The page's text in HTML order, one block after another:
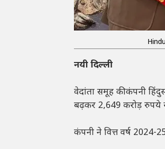
नयी दिल्ली
वेदांता समूह की कंपनी
बढ़कर 2,649 करोड़ रुपये
कंपनी ने वित्त वर्ष 2024-